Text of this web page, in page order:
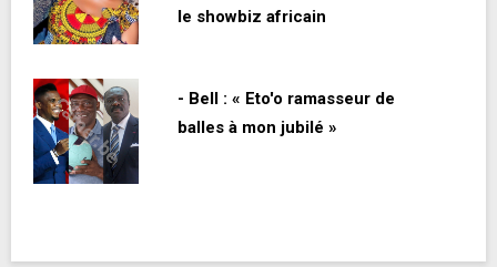
le showbiz africain
- Bell : « Eto'o ramasseur de
balles à mon jubilé »